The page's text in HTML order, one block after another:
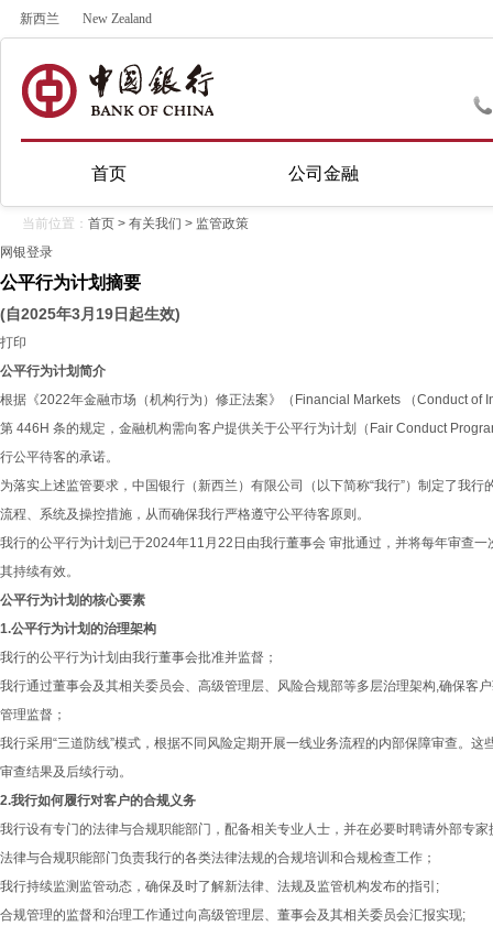
新西兰 New Zealand
首页 公司金融
当前位置： 首页 > 有关我们 > 监管政策
网银登录
公平行为计划摘要
(自2025年3月19日起生效)
打印
公平行为计划简介
根据《2022年金融市场（机构行为）修正法案》（Financial Markets （Conduct of
第 446H 条的规定，金融机构需向客户提供关于公平行为计划（Fair Conduct
行公平待客的承诺。
为落实上述监管要求，中国银行（新西兰）有限公司（以下简称“我行”）制定了我
流程、系统及操控措施，从而确保我行严格遵守公平待客原则。
我行的公平行为计划已于2024年11月22日由我行董事会 审批通过，并将每年审查
其持续有效。
公平行为计划的核心要素
1.公平行为计划的治理架构
我行的公平行为计划由我行董事会批准并监督；
我行通过董事会及其相关委员会、高级管理层、风险合规部等多层治理架构,确保客
管理监督；
我行采用“三道防线”模式，根据不同风险定期开展一线业务流程的内部保障审查。
审查结果及后续行动。
2.我行如何履行对客户的合规义务
我行设有专门的法律与合规职能部门，配备相关专业人士，并在必要时聘请外部专家
法律与合规职能部门负责我行的各类法律法规的合规培训和合规检查工作；
我行持续监测监管动态，确保及时了解新法律、法规及监管机构发布的指引;
合规管理的监督和治理工作通过向高级管理层、董事会及其相关委员会汇报实现;